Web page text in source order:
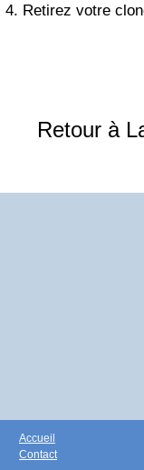
4. Retirez votre
Retour à
Accueil
Contact